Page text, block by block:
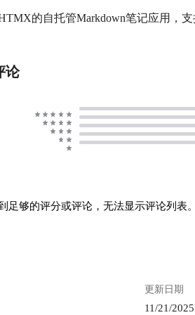
论
足够的评分或评论，无法显示评论列表
更新日期
11/21/2025